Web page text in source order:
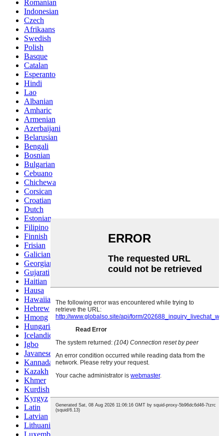
Romanian
Indonesian
Czech
Afrikaans
Swedish
Polish
Basque
Catalan
Esperanto
Hindi
Lao
Albanian
Amharic
Armenian
Azerbaijani
Belarusian
Bengali
Bosnian
Bulgarian
Cebuano
Chichewa
Corsican
Croatian
Dutch
Estonian
Filipino
Finnish
Frisian
Galician
Georgian
Gujarati
Haitian
Hausa
Hawaiian
Hebrew
Hmong
Hungarian
Icelandic
Igbo
Javanese
Kannada
Kazakh
Khmer
Kurdish
Kyrgyz
Latin
Latvian
Lithuanian
Luxembou..